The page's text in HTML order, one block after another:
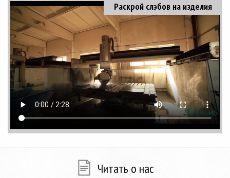
Раскрой слэбов на изделия
Читать о нас